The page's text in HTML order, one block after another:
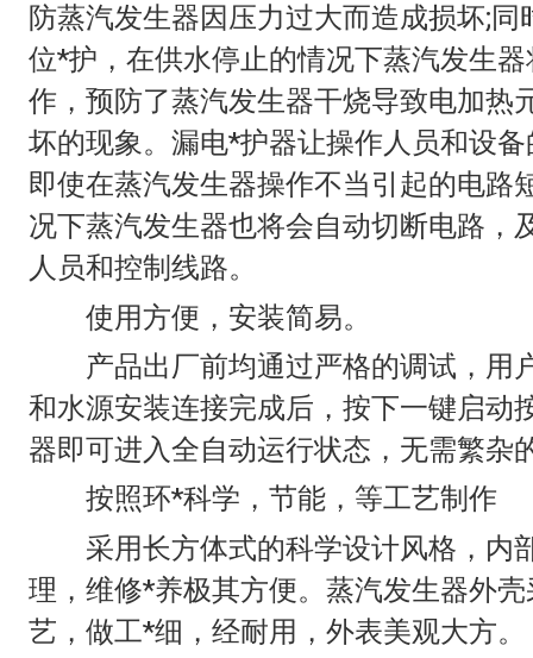
防蒸汽发生器因压力过大而造成损坏;同
位*护，在供水停止的情况下蒸汽发生
作，预防了蒸汽发生器干烧导致电加热
坏的现象。漏电*护器让操作人员和设
即使在蒸汽发生器操作不当引起的电路
况下蒸汽发生器也将会自动切断电路，
人员和控制线路。
使用方便，安装简易。
产品出厂前均通过严格的调试，用
和水源安装连接完成后，按下一键启动
器即可进入全自动运行状态，无需繁杂
按照环*科学，节能，等工艺制作
采用长方体式的科学设计风格，内
理，维修*养极其方便。蒸汽发生器外
艺，做工*细，经耐用，外表美观大方。